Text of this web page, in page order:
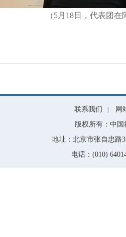
（5月18日，代表团
联系我们
网
版权所有：中
地址：北京市张自忠
电话：(010)